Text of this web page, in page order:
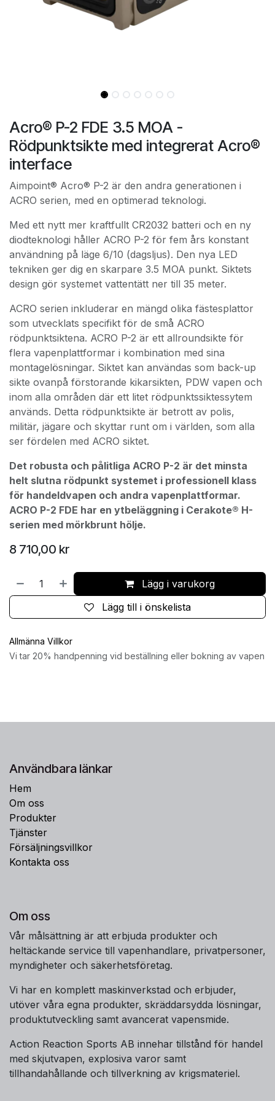
Acro® P-2 FDE 3.5 MOA -
Rödpunktsikte med integrerat Acro®
interface
Aimpoint® Acro® P-2 är den andra generationen i
ACRO serien, med en optimerad teknologi.
Med ett nytt mer kraftfullt CR2032 batteri och en ny
diodteknologi håller ACRO P-2 för fem års konstant
användning på läge 6/10 (dagsljus). Den nya LED
tekniken ger dig en skarpare 3.5 MOA punkt. Siktets
design gör systemet vattentätt ner till 35 meter.
ACRO serien inkluderar en mängd olika fästesplattor
som utvecklats specifikt för de små ACRO
rödpunktsiktena. ACRO P-2 är ett allroundsikte för
flera vapenplattformar i kombination med sina
montagelösningar. Siktet kan användas som back-up
sikte ovanpå förstorande kikarsikten, PDW vapen och
inom alla områden där ett litet rödpunktssiktessytem
används. Detta rödpunktsikte är betrott av polis,
militär, jägare och skyttar runt om i världen, som alla
ser fördelen med ACRO siktet.
Det robusta och pålitliga ACRO P-2 är det minsta
helt slutna rödpunkt systemet i professionell klass
för handeldvapen och andra vapenplattformar.
ACRO P-2 FDE har en ytbeläggning i Cerakote® H-
serien med mörkbrunt hölje.
8 710,00 kr
Lägg i varukorg
Lägg till i önskelista
Allmänna Villkor
Vi tar 20% handpenning vid beställning eller bokning av vapen
Användbara länkar
Hem
Om oss
Produkter
Tjänster
Försäljningsvillkor
Kontakta oss
Om oss
Vår målsättning är att erbjuda produkter och
heltäckande service till vapenhandlare, privatpersoner,
myndigheter och säkerhetsföretag.
Vi har en komplett maskinverkstad och erbjuder,
utöver våra egna produkter, skräddarsydda lösningar,
produktutveckling samt avancerat vapensmide.
Action Reaction Sports AB innehar tillstånd för handel
med skjutvapen, explosiva varor samt
tillhandahållande och tillverkning av krigsmateriel.